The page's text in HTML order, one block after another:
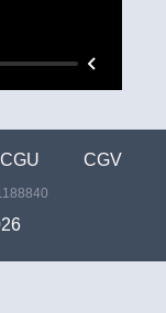
CGU CGV